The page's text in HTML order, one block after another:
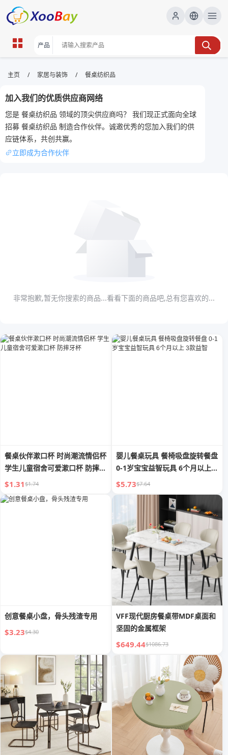
餐桌纺织品 | XOOBAY B2B/B2C
Marketplace
桌,布,织, wholesale 餐桌纺织品, XOOBAY
高质餐桌纺织品布艺
主页 / 家居与装饰 / 餐桌纺织品
加入我们的优质供应商网络
您是 餐桌纺织品 领域的顶尖供应商吗？ 我们现正式面向全球
招募 餐桌纺织品 制造合作伙伴。诚邀优秀的您加入我们的供
应链体系，共创共赢。
立即成为合作伙伴
非常抱歉,暂无你搜索的商品...看看下面的商品吧,总有您喜欢的...
餐桌伙伴漱口杯 时尚潮流情侣杯
学生儿童宿舍可爱漱口杯 防摔牙
杯
$1.31$1.74
婴儿餐桌玩具 餐椅吸盘旋转餐盘
0-1岁宝宝益智玩具 6个月以上 3
款益智
$5.73$7.64
创意餐桌小盘，骨头残渣专用
$3.23$4.30
VFF现代厨房餐桌带MDF桌面和
坚固的金属框架
$649.44$1086.73